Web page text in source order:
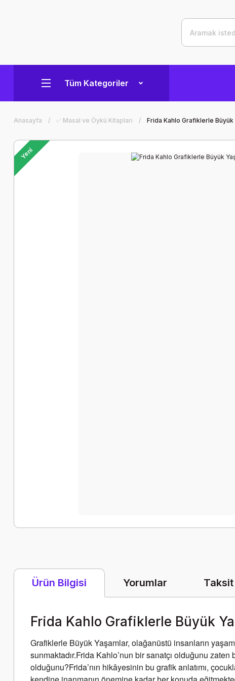
Tüm Kategoriler
Anasayfa ✅ Masal ve Öykü Kitapları Frida Kahlo Grafiklerle Büyük
Yeni
Ürün Bilgisi Yorumlar
Frida Kahlo Grafiklerle Büyük
Grafiklerle Büyük Yaşamlar, olağanüstü insanların
sunmaktadır.Frida Kahlo’nun bir sanatçı olduğunu
olduğunu?Frida’nın hikâyesinin bu grafik anlatımı,